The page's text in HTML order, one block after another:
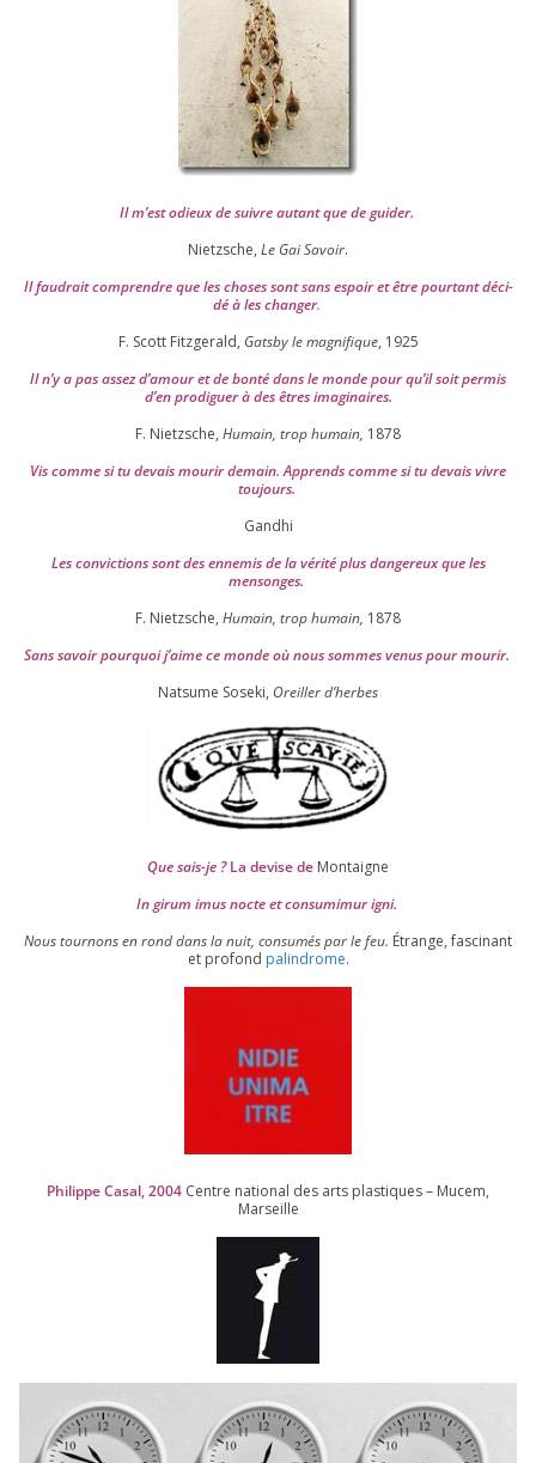
Il m’est odieux de suivre autant que de gui­der.
Nietzsche, Le Gai Savoir.
Il fau­drait com­prendre que les choses sont sans espoir et être pour­tant déci­
dé à les chan­ger.
F. Scott Fitzgerald, Gatsby le magni­fique, 1925
Il n’y a pas assez d’a­mour et de bon­té dans le monde pour qu’il soit per­mis
d’en pro­di­guer à des êtres imaginaires.
F. Nietzsche, Humain, trop humain, 1878
Vis comme si tu devais mou­rir demain. Apprends comme si tu devais vivre
toujours.
Gandhi
Les convic­tions sont des enne­mis de la véri­té plus dan­ge­reux que les
mensonges.
F. Nietzsche, Humain, trop humain, 1878
Sans savoir pour­quoi j’aime ce monde où nous sommes venus pour mourir.
Natsume Soseki, Oreiller d’herbes
Que sais-je ?La devise de Montaigne
In girum imus nocte et consu­mi­mur igni.
Nous tour­nons en rond dans la nuit, consu­més par le feu. Étrange, fas­ci­nant
et pro­fond palin­drome.
Philippe Casal,2004 Centre natio­nal des arts plas­tiques – Mucem,
Marseille